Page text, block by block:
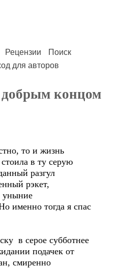
Рецензии
Поиск
для авторов
добрым концом
то и жизнь
в ту серую
разгул
рэкет,
уныние
именно тогда я спас
в серое субботнее
подачек от
смиренно